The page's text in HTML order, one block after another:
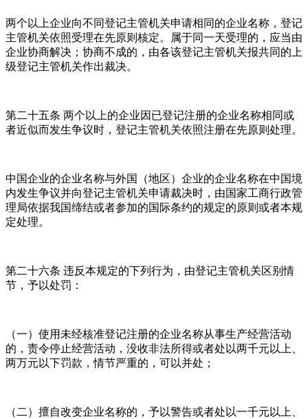
两个以上企业向不同登记主管机关申请相同的企业名称，登记
主管机关依照受理在先原则核定。属于同一天受理的，应当由
企业协商解决；协商不成的，由各该登记主管机关报共同的上
级登记主管机关作出裁决。
第二十五条 两个以上的企业因已登记注册的企业名称相同或
者近似而发生争议时，登记主管机关依照注册在先原则处理。
中国企业的企业名称与外国（地区）企业的企业名称在中国境
内发生争议并向登记主管机关申请裁决时，由国家工商行政管
理局依据我国缔结或者参加的国际条约的规定的原则或者本规
定处理。
第二十六条 违反本规定的下列行为，由登记主管机关区别情
节，予以处罚：
（一）使用未经核准登记注册的企业名称从事生产经营活动
的，责令停止经营活动，没收非法所得或者处以两千元以上、
两万元以下罚款，情节严重的，可以并处；
（二）擅自改变企业名称的，予以警告或者处以一千元以上、